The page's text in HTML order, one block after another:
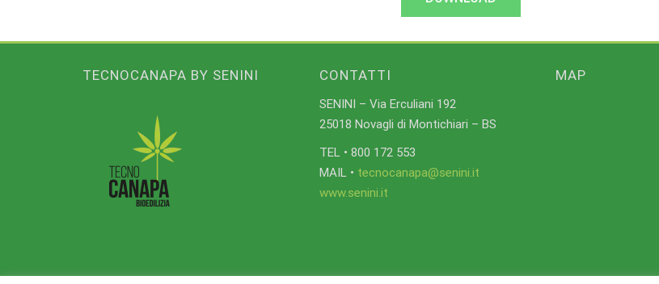
TECNOCANAPA BY SENINI CONTATTI
SENINI – Via Erculiani 192
25018 Novagli di Montichiari – BS
TEL • 800 172 553
MAIL • tecnocanapa@senini.it
www.senini.it
MAP